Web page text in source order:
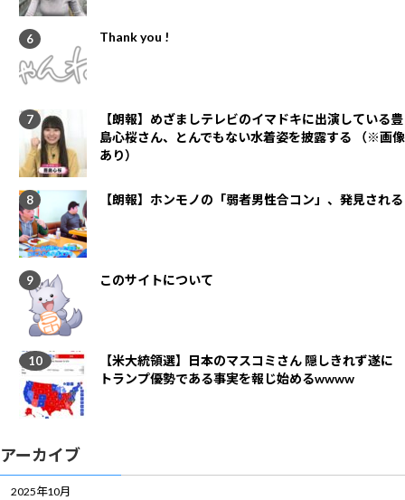
Thank you !
【朗報】めざましテレビのイマドキに出演している豊
島心桜さん、とんでもない水着姿を披露する （※画像
あり）
【朗報】ホンモノの「弱者男性合コン」、発見される
このサイトについて
【米大統領選】日本のマスコミさん 隠しきれず遂に
トランプ優勢である事実を報じ始めるwwww
アーカイブ
2025年10月